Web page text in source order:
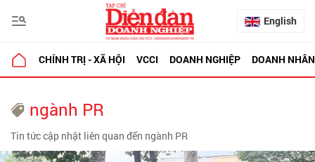
English
CHÍNH TRỊ - XÃ HỘI VCCI DOANH NGHIỆP DOANH NHÂN
ngành PR
Tin tức cập nhật liên quan đến ngành PR